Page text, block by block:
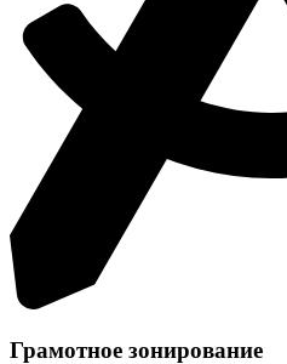
Грамотное зонирование